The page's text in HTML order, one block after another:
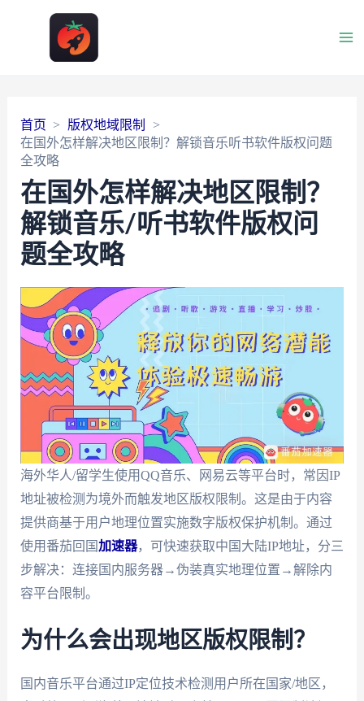
首页
版权地域限制
在国外怎样解决地区限制？解锁音乐听书软件版权问题
全攻略
在国外怎样解决地区限制？
解锁音乐/听书软件版权问
题全攻略
海外华人/留学生使用QQ音乐、网易云等平台时，常因IP
地址被检测为境外而触发地区版权限制。这是由于内容
提供商基于用户地理位置实施数字版权保护机制。通过
使用番茄回国加速器，可快速获取中国大陆IP地址，分三
步解决：连接国内服务器→伪装真实地理位置→解除内
容平台限制。
为什么会出现地区版权限制？
国内音乐平台通过IP定位技术检测用户所在国家/地区，